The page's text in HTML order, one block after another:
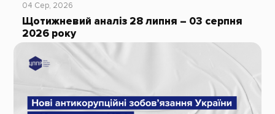
04 Сер, 2026
Щотижневий аналіз 28 липня – 03 серпня
2026 року